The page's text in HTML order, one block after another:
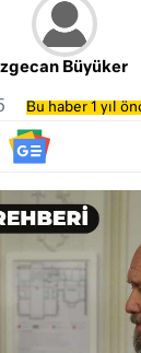
Büyüker
Bu haber 1 yıl